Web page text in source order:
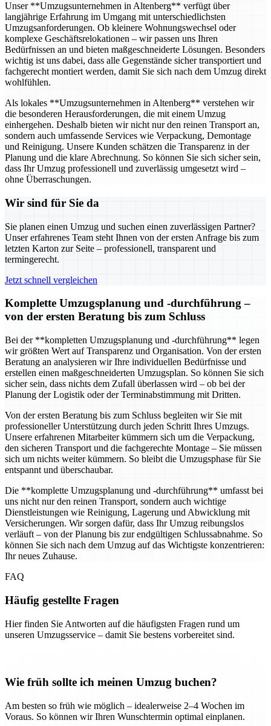
Unser **Umzugsunternehmen in Altenberg** verfügt über
langjährige Erfahrung im Umgang mit unterschiedlichsten
Umzugsanforderungen. Ob kleinere Wohnungswechsel oder
komplexe Geschäftsrelokationen – wir passen uns Ihren
Bedürfnissen an und bieten maßgeschneiderte Lösungen. Besonders
wichtig ist uns dabei, dass alle Gegenstände sicher transportiert und
fachgerecht montiert werden, damit Sie sich nach dem Umzug direkt
wohlfühlen.
Als lokales **Umzugsunternehmen in Altenberg** verstehen wir
die besonderen Herausforderungen, die mit einem Umzug
einhergehen. Deshalb bieten wir nicht nur den reinen Transport an,
sondern auch umfassende Services wie Verpackung, Demontage
und Reinigung. Unsere Kunden schätzen die Transparenz in der
Planung und die klare Abrechnung. So können Sie sich sicher sein,
dass Ihr Umzug professionell und zuverlässig umgesetzt wird –
ohne Überraschungen.
Wir sind für Sie da
Sie planen einen Umzug und suchen einen zuverlässigen Partner?
Unser erfahrenes Team steht Ihnen von der ersten Anfrage bis zum
letzten Karton zur Seite – professionell, transparent und
termingerecht.
Jetzt schnell vergleichen
Komplette Umzugsplanung und -durchführung –
von der ersten Beratung bis zum Schluss
Bei der **kompletten Umzugsplanung und -durchführung** legen
wir größten Wert auf Transparenz und Organisation. Von der ersten
Beratung an analysieren wir Ihre individuellen Bedürfnisse und
erstellen einen maßgeschneiderten Umzugsplan. So können Sie sich
sicher sein, dass nichts dem Zufall überlassen wird – ob bei der
Planung der Logistik oder der Terminabstimmung mit Dritten.
Von der ersten Beratung bis zum Schluss begleiten wir Sie mit
professioneller Unterstützung durch jeden Schritt Ihres Umzugs.
Unsere erfahrenen Mitarbeiter kümmern sich um die Verpackung,
den sicheren Transport und die fachgerechte Montage – Sie müssen
sich um nichts weiter kümmern. So bleibt die Umzugsphase für Sie
entspannt und überschaubar.
Die **komplette Umzugsplanung und -durchführung** umfasst bei
uns nicht nur den reinen Transport, sondern auch wichtige
Dienstleistungen wie Reinigung, Lagerung und Abwicklung mit
Versicherungen. Wir sorgen dafür, dass Ihr Umzug reibungslos
verläuft – von der Planung bis zur endgültigen Schlussabnahme. So
können Sie sich nach dem Umzug auf das Wichtigste konzentrieren:
Ihr neues Zuhause.
FAQ
Häufig gestellte Fragen
Hier finden Sie Antworten auf die häufigsten Fragen rund um
unseren Umzugsservice – damit Sie bestens vorbereitet sind.
Wie früh sollte ich meinen Umzug buchen?
Am besten so früh wie möglich – idealerweise 2–4 Wochen im
Voraus. So können wir Ihren Wunschtermin optimal einplanen.